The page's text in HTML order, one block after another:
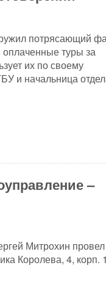
потрясающий
туры за
их по своему
и начальница
–
Митрохин провел
Королева, 4, корп.